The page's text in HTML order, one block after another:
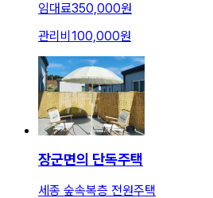
임대료350,000원
관리비 100,000원
장군면의 단독주택
세종 숲속복층 전원주택